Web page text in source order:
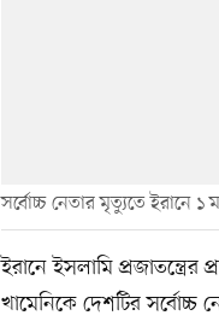
সর্বোচ্চ নেতার মৃত্যুতে ইরানে ১
ইরানে ইসলামি
খামেনিকে দেশটির সর্বোচ্চ